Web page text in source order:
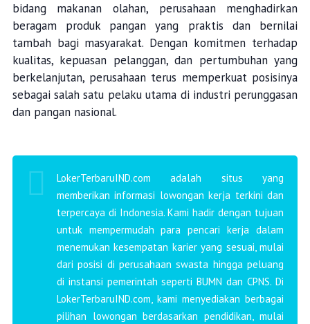
bidang makanan olahan, perusahaan menghadirkan
beragam produk pangan yang praktis dan bernilai
tambah bagi masyarakat. Dengan komitmen terhadap
kualitas, kepuasan pelanggan, dan pertumbuhan yang
berkelanjutan, perusahaan terus memperkuat posisinya
sebagai salah satu pelaku utama di industri perunggasan
dan pangan nasional.
LokerTerbaruIND.com adalah situs yang
memberikan informasi lowongan kerja terkini dan
terpercaya di Indonesia. Kami hadir dengan tujuan
untuk mempermudah para pencari kerja dalam
menemukan kesempatan karier yang sesuai, mulai
dari posisi di perusahaan swasta hingga peluang
di instansi pemerintah seperti BUMN dan CPNS. Di
LokerTerbaruIND.com, kami menyediakan berbagai
pilihan lowongan berdasarkan pendidikan, mulai